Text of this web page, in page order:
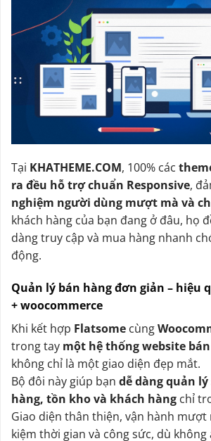
Tại KHATHEME.COM, 100% các
ra đều hỗ trợ chuẩn Responsive,
nghiệm người dùng mượt mà và
khách hàng của bạn đang ở đâu, họ
dàng truy cập và mua hàng nhanh
động.
Quản lý bán hàng đơn giản – hiệu
+ woocommerce
Khi kết hợp Flatsome cùng
trong tay một hệ thống website
không chỉ là một giao diện đẹp mắt.
Bộ đôi này giúp bạn dễ dàng quản
hàng, tồn kho và khách hàng chỉ
Giao diện thân thiện, vận hành
kiệm thời gian và công sức, dù